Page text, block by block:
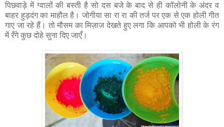
पिछवाड़े में ग्वालों की बस्ती है सो दस बजे के बाद से ही कॉलोनी के अंदर व
बाहर हुड़दंग का माहौल है। जोगीया सा रा रा की तर्ज पर एक से एक होली गीत
गाए जा रहे हैं। तो मौसम का मिज़ाज देखते हुए लगा कि आपको भी होली के रंग
में रँगे कुछ दोहे सुना दिए जाएँ।